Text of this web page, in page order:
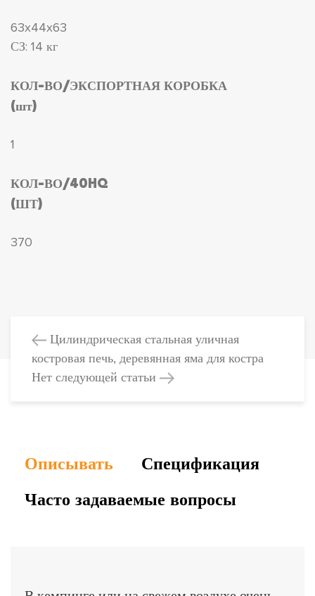
63x44x63
СЗ: 14 кг
КОЛ-ВО/ЭКСПОРТНАЯ КОРОБКА
(шт)
1
КОЛ-ВО/40HQ
(ШТ)
370
Цилиндрическая стальная уличная
костровая печь, деревянная яма для костра
Нет следующей статьи
Описывать
Спецификация
Часто задаваемые вопросы